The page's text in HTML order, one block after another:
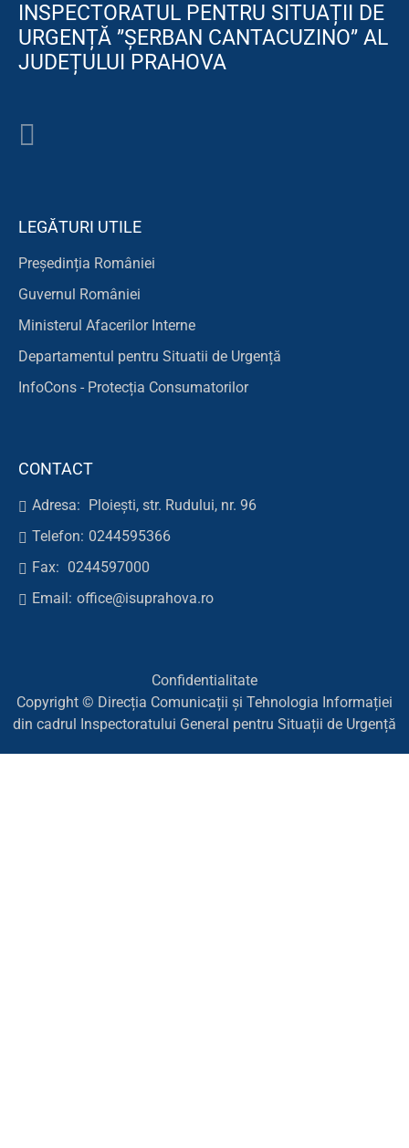
INSPECTORATUL PENTRU SITUAȚII DE
URGENȚĂ ”ȘERBAN CANTACUZINO” AL
JUDEȚULUI PRAHOVA
LEGĂTURI UTILE
Președinția României
Guvernul României
Ministerul Afacerilor Interne
Departamentul pentru Situatii de Urgență
InfoCons - Protecția Consumatorilor
CONTACT
Adresa: Ploiești, str. Rudului, nr. 96
Telefon: 0244595366
Fax: 0244597000
Email: office@isuprahova.ro
Confidentialitate
Copyright © Direcția Comunicații și Tehnologia Informației
din cadrul Inspectoratului General pentru Situații de Urgență